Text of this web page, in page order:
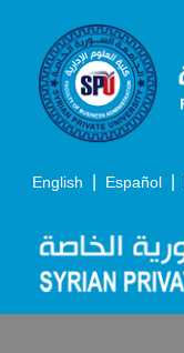
English | Español |